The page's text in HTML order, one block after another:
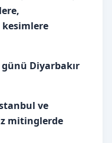
günü Diyarbakır
ve
mitinglerde